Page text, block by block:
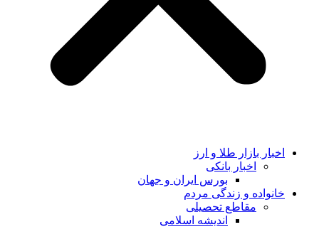
اخبار بازار طلا و ارز
اخبار بانکی
بورس ایران و جهان
خانواده و زندگی مردم
مقاطع تحصیلی
اندیشه اسلامی